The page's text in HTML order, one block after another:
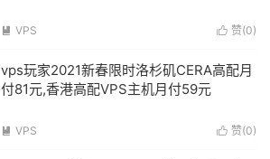
 赞(0)
 VPS
vps玩家2021新春限时洛杉矶CERA高配月
付81元,香港高配VPS主机月付59元
 赞(0)
 VPS